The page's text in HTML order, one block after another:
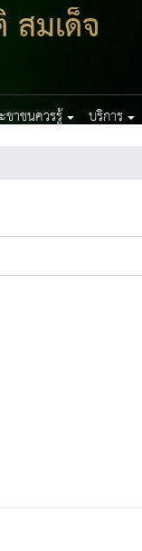
สมเด็จ
ชาชนควรรู้ บริการ